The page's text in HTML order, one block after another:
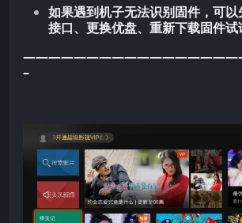
如果遇到机子无法识别固件，可以
接口、更换优盘、重新下载固件试
–